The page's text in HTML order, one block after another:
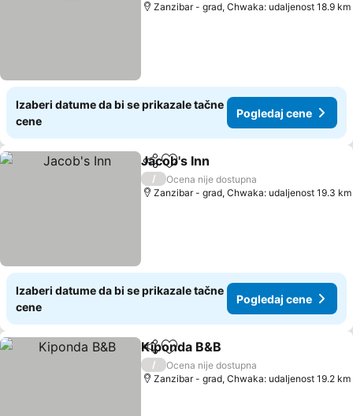
Zanzibar - grad, Chwaka: udaljenost 18.9 km
Izaberi datume da bi se prikazale tačne
cene
Pogledaj cene
Deli Dodati u favorite
Jacob's Inn
/
Ocena nije dostupna
Zanzibar - grad, Chwaka: udaljenost 19.3 km
Izaberi datume da bi se prikazale tačne
cene
Pogledaj cene
Deli Dodati u favorite
Kiponda B&B
/
Ocena nije dostupna
Zanzibar - grad, Chwaka: udaljenost 19.2 km